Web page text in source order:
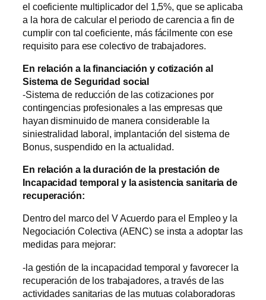
el coeficiente multiplicador del 1,5%, que se aplicaba
a la hora de calcular el periodo de carencia a fin de
cumplir con tal coeficiente, más fácilmente con ese
requisito para ese colectivo de trabajadores.
En relación a la financiación y cotización al
Sistema de Seguridad social
-Sistema de reducción de las cotizaciones por
contingencias profesionales a las empresas que
hayan disminuido de manera considerable la
siniestralidad laboral, implantación del sistema de
Bonus, suspendido en la actualidad.
En relación a la duración de la prestación de
Incapacidad temporal y la asistencia sanitaria de
recuperación:
Dentro del marco del V Acuerdo para el Empleo y la
Negociación Colectiva (AENC) se insta a adoptar las
medidas para mejorar:
-la gestión de la incapacidad temporal y favorecer la
recuperación de los trabajadores, a través de las
actividades sanitarias de las mutuas colaboradoras